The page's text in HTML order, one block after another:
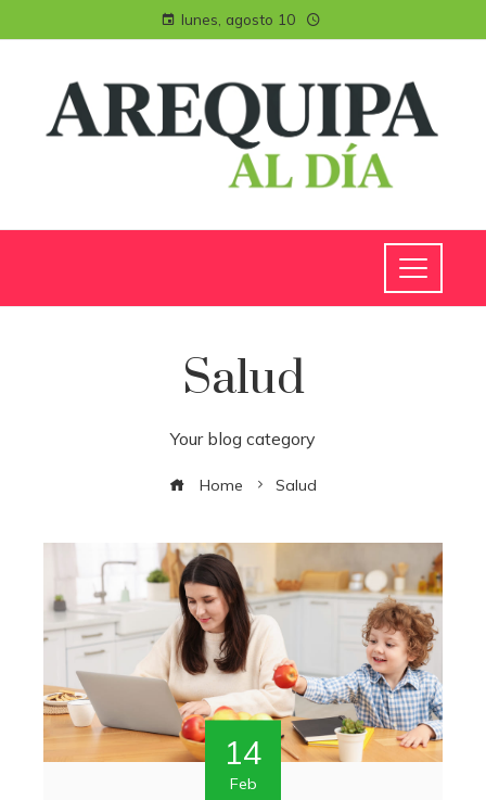
lunes, agosto 10
Salud
Your blog category
Home Salud
14
Feb